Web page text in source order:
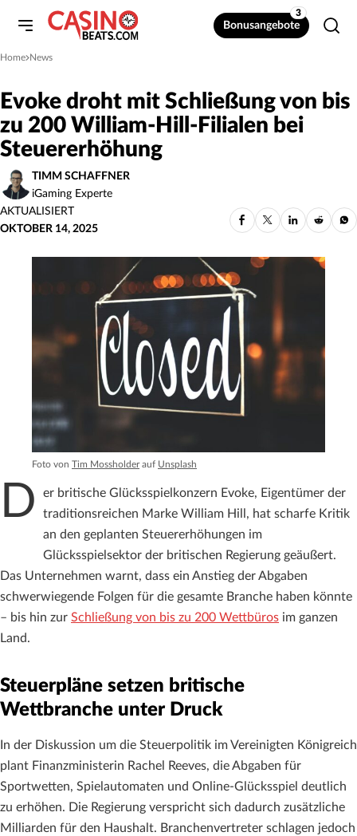
Bonusangebote
3
Home
»News
Evoke droht mit Schließung von bis
zu 200 William-Hill-Filialen bei
Steuererhöhung
TIMM SCHAFFNER
iGaming Experte
AKTUALISIERT
OKTOBER 14, 2025
Foto von Tim Mossholderauf Unsplash
D
er britische Glücksspielkonzern Evoke, Eigentümer der
traditionsreichen Marke William Hill, hat scharfe Kritik
an den geplanten Steuererhöhungen im
Glücksspielsektor der britischen Regierung geäußert.
Das Unternehmen warnt, dass ein Anstieg der Abgaben
schwerwiegende Folgen für die gesamte Branche haben könnte
– bis hin zur Schließung von bis zu 200 Wettbüros im ganzen
Land.
Steuerpläne setzen britische
Wettbranche unter Druck
In der Diskussion um die Steuerpolitik im Vereinigten Königreich
plant Finanzministerin Rachel Reeves, die Abgaben für
Sportwetten, Spielautomaten und Online-Glücksspiel deutlich
zu erhöhen. Die Regierung verspricht sich dadurch zusätzliche
Milliarden für den Haushalt. Branchenvertreter schlagen jedoch